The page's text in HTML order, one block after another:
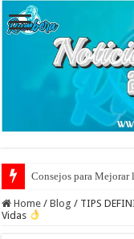
Consejos para
Cuidado de Escaras
Home / Blog / TIPS
Vidas